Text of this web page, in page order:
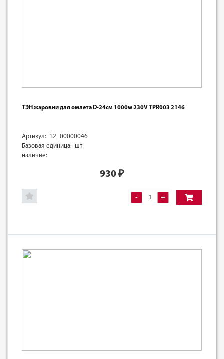
ТЭН жаровни для омлета D-24см 1000w 230V TPR003 2146
Артикул: 12_00000046
Базовая единица: шт
наличие:
930 ₽
- +